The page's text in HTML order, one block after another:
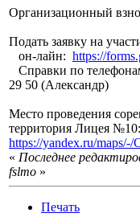
Организационный
Подать заявку на
он-лайн: https://
Справки по
29 50 (Александр)
Место проведения
территория Лицея №10:
https://yandex.ru/
« Последнее
fslmo »
Печать